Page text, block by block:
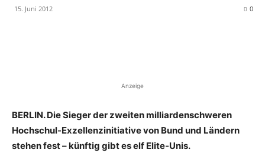
15. Juni 2012 0
Anzeige
BERLIN. Die Sieger der zweiten milliardenschweren
Hochschul-Exzellenzinitiative von Bund und Ländern
stehen fest – künftig gibt es elf Elite-Unis.